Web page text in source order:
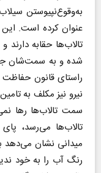
به‌وقوع‌نپیوستن
عنوان کرده است.
تالاب‌ها حقابه دارند
شده و به سمت‌شان
راستای قانون حفاظت
نیرو نیز مکلف به
سمت تالاب‌ها رها
تالاب‌ها می‌رسد،
میدانی نشان می‌دهد
رنگ آب را به خود